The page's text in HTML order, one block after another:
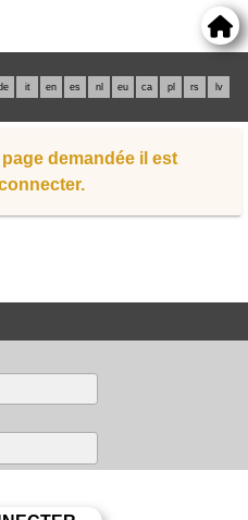
it en es nl eu ca pl rs lv
demandée il est